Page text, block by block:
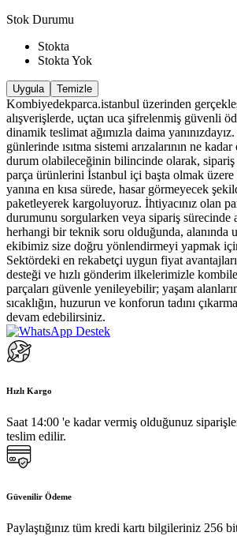
Stok Durumu
Stokta
Stokta Yok
Uygula Temizle
Kombiyedekparca.istanbul üzerinden
alışverişlerde, uçtan uca şifrelenmiş güvenli
dinamik teslimat ağımızla daima
günlerinde ısıtma sistemi arızalarının ne kadar
durum olabileceğinin bilincinde olarak,
parça ürünlerini İstanbul içi başta olmak
yanına en kısa sürede, hasar görmeyecek
paketleyerek kargoluyoruz. İhtiyacınız olan
durumunu sorgularken veya sipariş sürecinde
herhangi bir teknik soru olduğunda, alanında
ekibimiz size doğru yönlendirmeyi yapmak
Sektördeki en rekabetçi uygun fiyat
desteği ve hızlı gönderim ilkelerimizle
parçaları güvenle yenileyebilir; yaşam
sıcaklığın, huzurun ve konforun tadını
devam edebilirsiniz.
Hızlı Kargo
Saat 14:00 'e kadar vermiş olduğunuz
teslim edilir.
Güvenilir Ödeme
Paylaştığınız tüm kredi kartı bilgileriniz 256